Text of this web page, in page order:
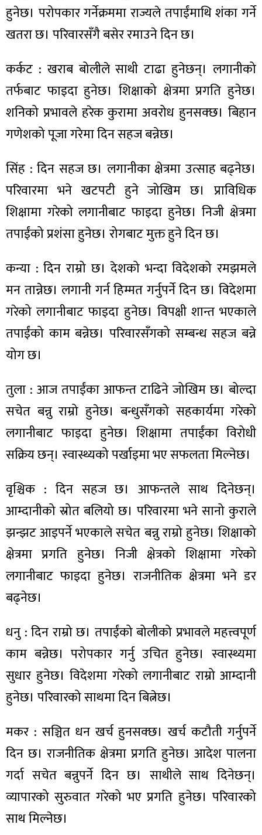
हुनेछ। परोपकार गर्नेक्रममा राज्यले तपाईंमाथि शंका गर्ने
खतरा छ। परिवारसँगै बसेर रमाउने दिन छ।
कर्कट : खराब बोलीले साथी टाढा हुनेछन्। लगानीको
तर्फबाट फाइदा हुनेछ। शिक्षाको क्षेत्रमा प्रगति हुनेछ।
शनिको प्रभावले हरेक कुरामा अवरोध हुनसक्छ। बिहान
गणेशको पूजा गरेमा दिन सहज बन्नेछ।
सिंह : दिन सहज छ। लगानीका क्षेत्रमा उत्साह बढ्नेछ।
परिवारमा भने खटपटी हुने जोखिम छ। प्राविधिक
शिक्षामा गरेको लगानीबाट फाइदा हुनेछ। निजी क्षेत्रमा
तपाईंको प्रशंसा हुनेछ। रोगबाट मुक्त हुने दिन छ।
कन्या : दिन राम्रो छ। देशको भन्दा विदेशको रमझमले
मन तान्नेछ। लगानी गर्न हिम्मत गर्नुपर्ने दिन छ। विदेशमा
गरेको लगानीबाट फाइदा हुनेछ। विपक्षी शान्त भएकाले
तपाईंको काम बन्नेछ। परिवारसँगको सम्बन्ध सहज बन्ने
योग छ।
तुला : आज तपाईंका आफन्त टाढिने जोखिम छ। बोल्दा
सचेत बन्नु राम्रो हुनेछ। बन्धुसँगको सहकार्यमा गरेको
लगानीबाट फाइदा हुनेछ। शिक्षामा तपाईंका विरोधी
सक्रिय छन्। स्वास्थ्यको पर्खाइमा भए सफलता मिल्नेछ।
वृश्चिक : दिन सहज छ। आफन्तले साथ दिनेछन्।
आम्दानीको स्रोत बलियो छ। परिवारमा भने सानो कुराले
झन्झट आइपर्ने भएकाले सचेत बन्नु राम्रो हुनेछ। शिक्षाको
क्षेत्रमा प्रगति हुनेछ। निजी क्षेत्रको शिक्षामा गरेको
लगानीबाट फाइदा हुनेछ। राजनीतिक क्षेत्रमा भने डर
बढ्नेछ।
धनु : दिन राम्रो छ। तपाईंको बोलीको प्रभावले महत्त्वपूर्ण
काम बन्नेछ। परोपकार गर्नु उचित हुनेछ। स्वास्थ्यमा
सुधार हुनेछ। विदेशमा गरेको लगानीबाट राम्रो आम्दानी
हुनेछ। परिवारको साथमा दिन बित्नेछ।
मकर : सञ्चित धन खर्च हुनसक्छ। खर्च कटौती गर्नुपर्ने
दिन छ। राजनीतिक क्षेत्रमा प्रगति हुनेछ। आदेश पालना
गर्दा सचेत बन्नुपर्ने दिन छ। साथीले साथ दिनेछन्।
व्यापारको सुरुवात गरेको भए प्रगति हुनेछ। परिवारको
साथ मिल्नेछ।